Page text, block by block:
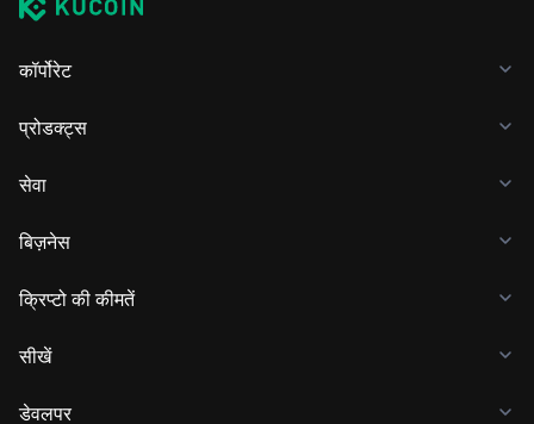
कॉर्पोरेट
प्रोडक्ट्स
सेवा
बिज़नेस
क्रिप्टो की कीमतें
सीखें
डेवलपर